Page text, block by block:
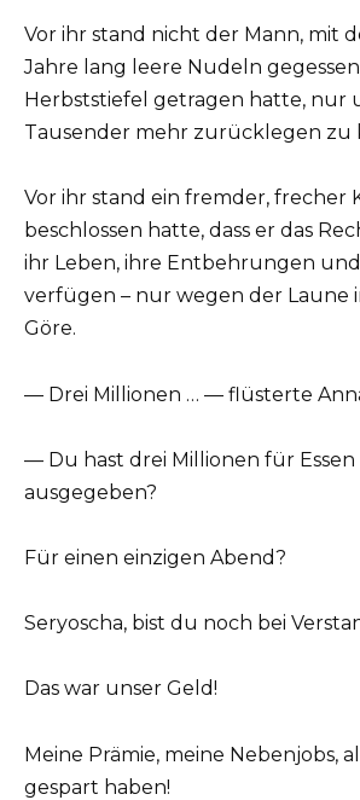
Vor ihr stand nicht der Mann, mit
Jahre lang leere Nudeln
Herbststiefel getragen hatte, nur
Tausender mehr zurücklegen zu
Vor ihr stand ein fremder, frecher
beschlossen hatte, dass er das
ihr Leben, ihre Entbehrungen
verfügen – nur wegen der Laune
Göre.
— Drei Millionen … — flüsterte
— Du hast drei Millionen für
ausgegeben?
Für einen einzigen Abend?
Seryoscha, bist du noch bei
Das war unser Geld!
Meine Prämie, meine Nebenjobs,
gespart haben!